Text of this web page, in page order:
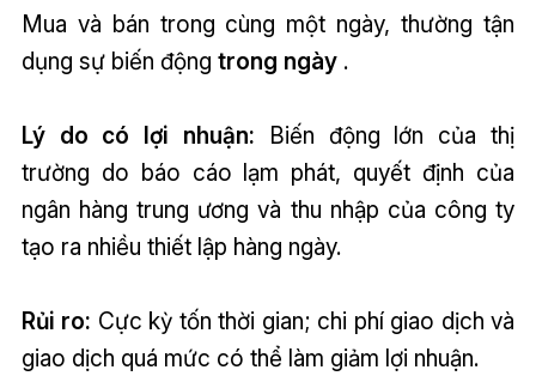
Mua và bán trong cùng một ngày, thường tận
dụng sự biến động trong ngày.
Lý do có lợi nhuận: Biến động lớn của thị
trường do báo cáo lạm phát, quyết định của
ngân hàng trung ương và thu nhập của công ty
tạo ra nhiều thiết lập hàng ngày.
Rủi ro: Cực kỳ tốn thời gian; chi phí giao dịch và
giao dịch quá mức có thể làm giảm lợi nhuận.